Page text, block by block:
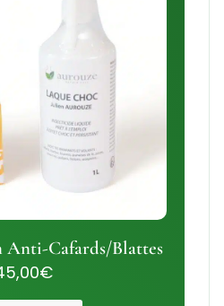
Anti-Cafards/Blattes
€